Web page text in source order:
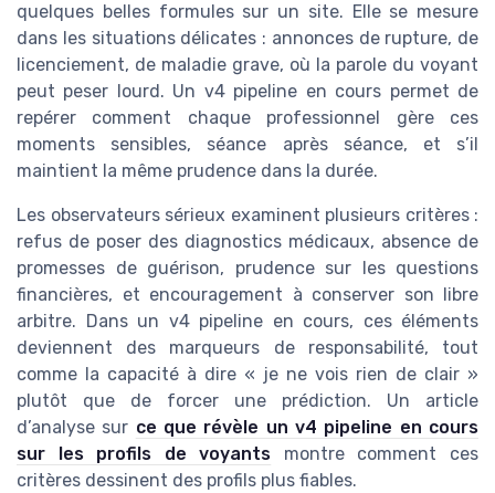
quelques belles formules sur un site. Elle se mesure
dans les situations délicates : annonces de rupture, de
licenciement, de maladie grave, où la parole du voyant
peut peser lourd. Un v4 pipeline en cours permet de
repérer comment chaque professionnel gère ces
moments sensibles, séance après séance, et s’il
maintient la même prudence dans la durée.
Les observateurs sérieux examinent plusieurs critères :
refus de poser des diagnostics médicaux, absence de
promesses de guérison, prudence sur les questions
financières, et encouragement à conserver son libre
arbitre. Dans un v4 pipeline en cours, ces éléments
deviennent des marqueurs de responsabilité, tout
comme la capacité à dire « je ne vois rien de clair »
plutôt que de forcer une prédiction. Un article
d’analyse sur ce que révèle un v4 pipeline en cours
sur les profils de voyants montre comment ces
critères dessinent des profils plus fiables.